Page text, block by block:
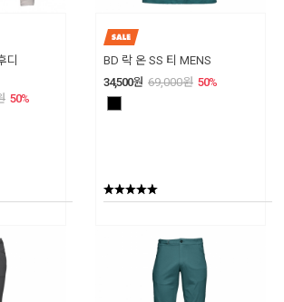
디
50%
BD 락 온 SS 티 MENS
34,500원 69,000원 50%